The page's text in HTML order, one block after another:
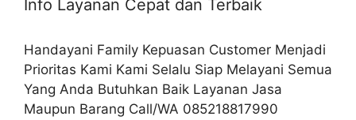
Info Layanan Cepat dan Terbaik
Handayani Family Kepuasan Customer Menjadi
Prioritas Kami Kami Selalu Siap Melayani Semua
Yang Anda Butuhkan Baik Layanan Jasa
Maupun Barang Call/WA 085218817990